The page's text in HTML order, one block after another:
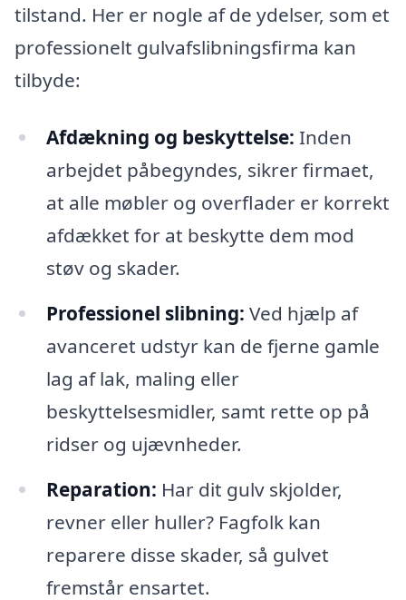
tilstand. Her er nogle af de ydelser, som et
professionelt gulvafslibningsfirma kan
tilbyde:
Afdækning og beskyttelse: Inden
arbejdet påbegyndes, sikrer firmaet,
at alle møbler og overflader er korrekt
afdækket for at beskytte dem mod
støv og skader.
Professionel slibning: Ved hjælp af
avanceret udstyr kan de fjerne gamle
lag af lak, maling eller
beskyttelsesmidler, samt rette op på
ridser og ujævnheder.
Reparation: Har dit gulv skjolder,
revner eller huller? Fagfolk kan
reparere disse skader, så gulvet
fremstår ensartet.